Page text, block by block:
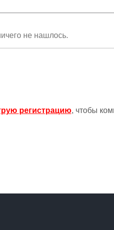
не нашлось.
регистрацию, чтобы